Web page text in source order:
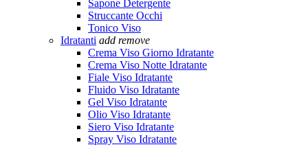
Sapone Detergente
Struccante Occhi
Tonico Viso
Idratanti add remove
Crema Viso Giorno Idratante
Crema Viso Notte Idratante
Fiale Viso Idratante
Fluido Viso Idratante
Gel Viso Idratante
Olio Viso Idratante
Siero Viso Idratante
Spray Viso Idratante